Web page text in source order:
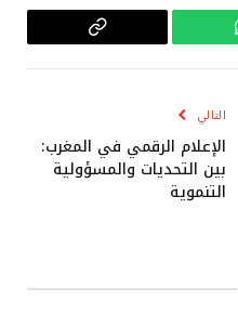
Copy
التالي
الإعلام الرقمي في المغرب:
بين التحديات والمسؤولية
التنموية